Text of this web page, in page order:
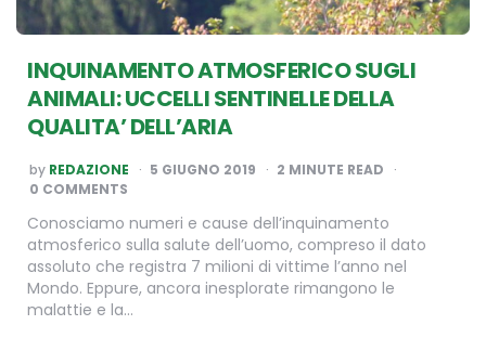
INQUINAMENTO ATMOSFERICO SUGLI
ANIMALI: UCCELLI SENTINELLE DELLA
QUALITA’ DELL’ARIA
POSTED
BY
by REDAZIONE 5 GIUGNO 2019 2 MINUTE READ
0 COMMENTS
Conosciamo numeri e cause dell’inquinamento
atmosferico sulla salute dell’uomo, compreso il dato
assoluto che registra 7 milioni di vittime l’anno nel
Mondo. Eppure, ancora inesplorate rimangono le
malattie e la…